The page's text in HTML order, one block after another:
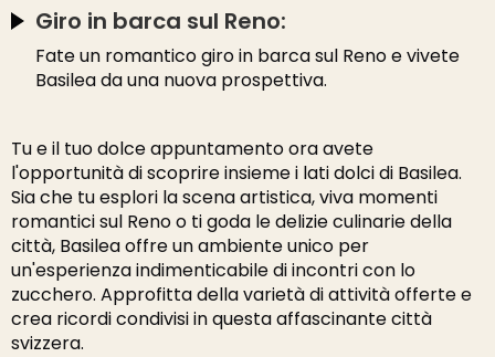
Giro in barca sul Reno:
Fate un romantico giro in barca sul Reno e vivete
Basilea da una nuova prospettiva.
Tu e il tuo dolce appuntamento ora avete
l'opportunità di scoprire insieme i lati dolci di Basilea.
Sia che tu esplori la scena artistica, viva momenti
romantici sul Reno o ti goda le delizie culinarie della
città, Basilea offre un ambiente unico per
un'esperienza indimenticabile di incontri con lo
zucchero. Approfitta della varietà di attività offerte e
crea ricordi condivisi in questa affascinante città
svizzera.